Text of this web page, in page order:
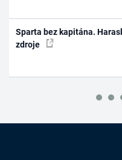
Sparta bez kapitána.
zdroje